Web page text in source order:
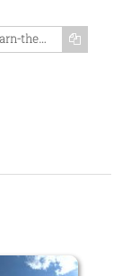
https://www.memozing.com/en/courses/learn-the-most-important-indonesian-sentences-part-3-94ea68632765e165c9e7f27